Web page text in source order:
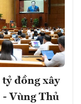
đồng xây
Vùng Thủ